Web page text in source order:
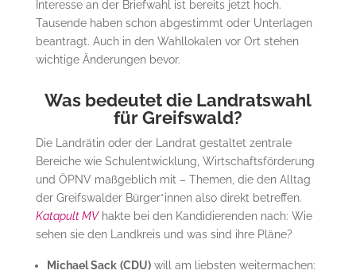
Interesse an der Briefwahl ist bereits jetzt hoch.
Tausende haben schon abgestimmt oder Unterlagen
beantragt. Auch in den Wahllokalen vor Ort stehen
wichtige Änderungen bevor.
Was bedeutet die Landratswahl
für Greifswald?
Die Landrätin oder der Landrat gestaltet zentrale
Bereiche wie Schulentwicklung, Wirtschaftsförderung
und ÖPNV maßgeblich mit – Themen, die den Alltag
der Greifswalder Bürger*innen also direkt betreffen.
Katapult MVhakte bei den Kandidierenden nach: Wie
sehen sie den Landkreis und was sind ihre Pläne?
Michael Sack (CDU)will am liebsten weitermachen: